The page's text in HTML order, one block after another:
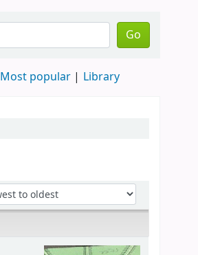
Go
Most popular Library